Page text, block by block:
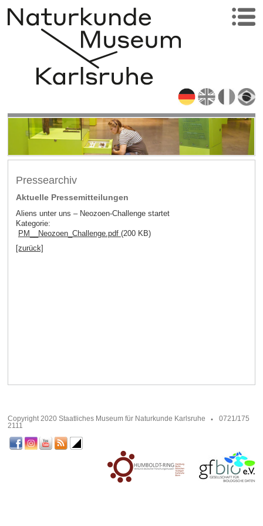
Pressearchiv
Aktuelle Pressemitteilungen
Aliens unter uns – Neozoen-Challenge startet
Kategorie:
PM__Neozoen_Challenge.pdf (200 KB)
[zurück]
Copyright 2020 Staatliches Museum für Naturkunde Karlsruhe
0721/175
2111